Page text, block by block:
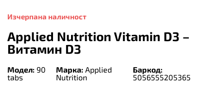
Изчерпана наличност
Applied Nutrition Vitamin D3 –
Витамин D3
Модел: 90
tabs
Марка:Applied
Nutrition
Баркод:
5056555205365